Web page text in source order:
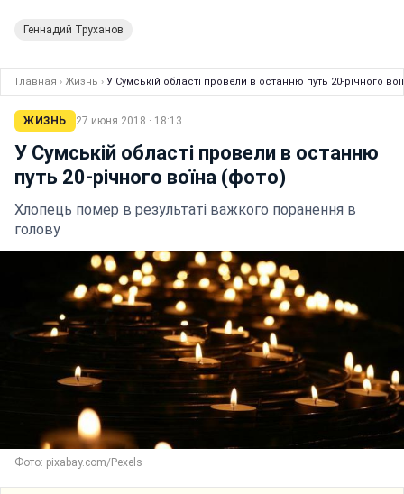
Геннадий Труханов
Главная › Жизнь › У Сумській області провели в останню путь 20-річного
ЖИЗНЬ 27 июня 2018 · 18:13
У Сумській області провели в останню
путь 20-річного воїна (фото)
Хлопець помер в результаті важкого поранення в
голову
Фото: pixabay.com/Pexels